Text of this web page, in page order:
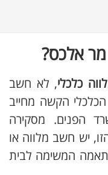
אלכס?
כלכלי, לא חשב
הקשה מחייב
הפנים. מסקירה
יש חשב מלווה או
המשימה לבית